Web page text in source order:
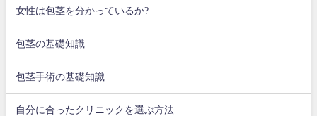
女性は包茎を分かっているか?
包茎の基礎知識
包茎手術の基礎知識
自分に合ったクリニックを選ぶ方法